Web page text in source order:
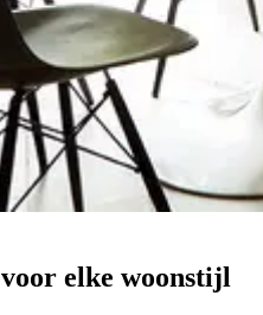
voor elke woonstijl